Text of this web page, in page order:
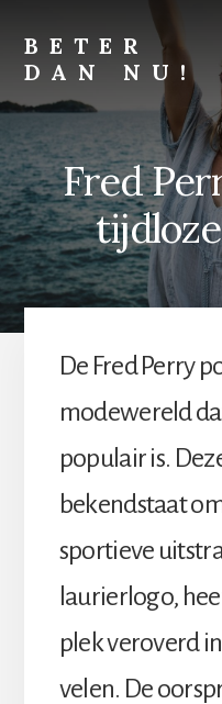
content
footer
BETER
DAN NU!
Lichamelijk,
of
financieel,
alles
kan
altijd
beter
Fred
De Fred Perry
modewereld
populair is.
bekendstaat
sportieve
laurierlogo,
plek veroverd
velen. De